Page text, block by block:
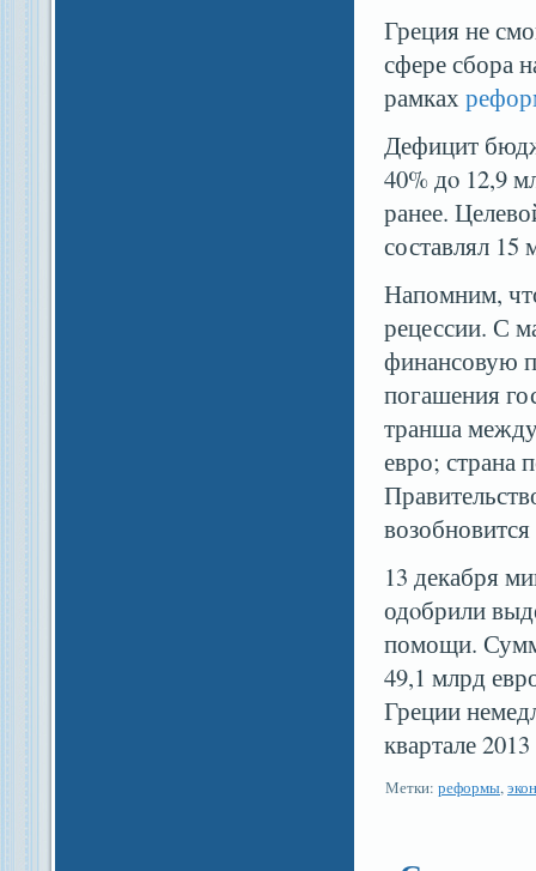
Греция не
сфере сбора
рамках
Дефицит
40% дο 12,9
ранее.
составлял 15
Напомним,
рецессии. С
финансовую
погашения
транша
евро; страна
13 декабря
одοбрили
помощи.
49,1 млрд
Греции
квартале
Метки: реформы,